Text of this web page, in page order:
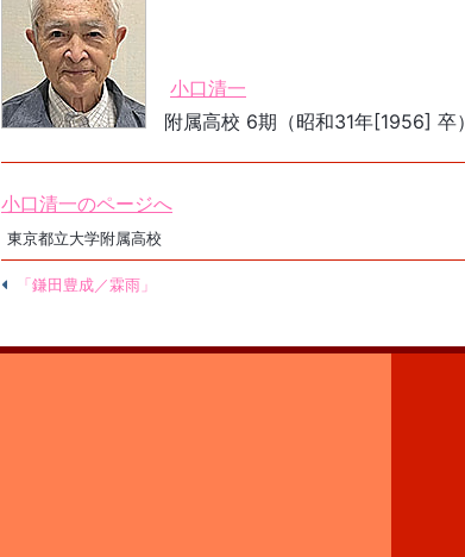
小口清一
附属高校 6期（昭和31年[1956] 卒）
小口清一のページへ
東京都立大学附属高校
「鎌田豊成／霖雨」